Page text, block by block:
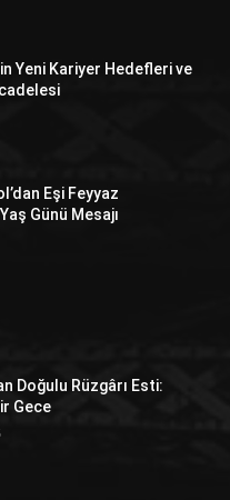
Yeni Kariyer Hedefleri ve
Eşi Feyyaz
Günü Mesajı
Doğulu Rüzgârı Esti:
Gece